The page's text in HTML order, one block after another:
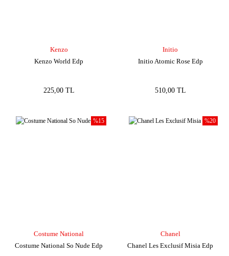
Kenzo
Kenzo World Edp
225,00 TL
Initio
Initio Atomic Rose Edp
510,00 TL
%15
Costume National
Costume National So Nude Edp
%20
Chanel
Chanel Les Exclusif Misia Edp